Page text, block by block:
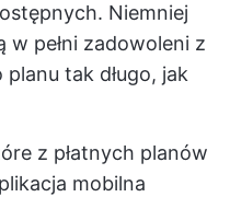
Niemniej
w pełni zadowoleni z
tak długo, jak
z płatnych planów
mobilna